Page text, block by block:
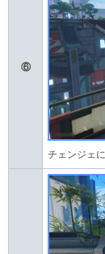
⑥
チェンジェ